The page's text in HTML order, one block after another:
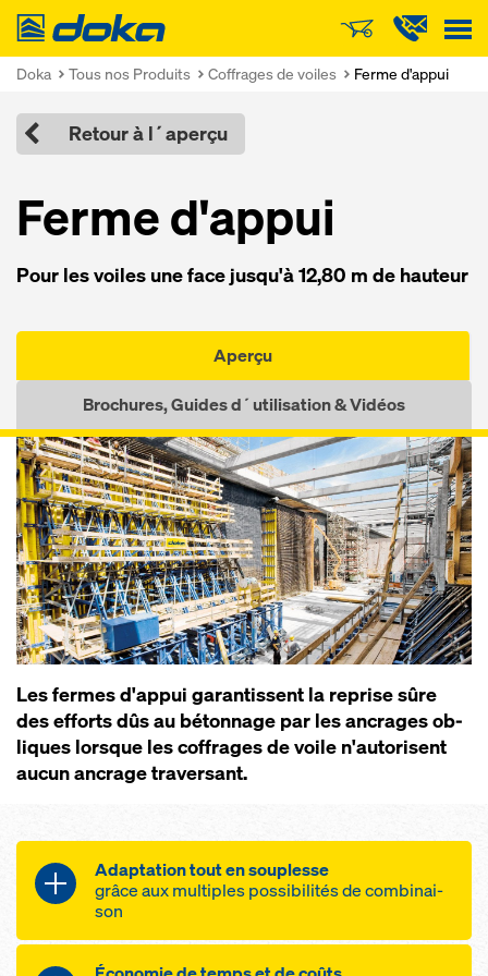
Doka
Doka Tous nos Produits Coffrages de voiles Ferme d'appui
Retour à l´aperçu
Ferme d'ap­pui
Pour les voiles une face jusqu'à 12,80 m de hau­teur
Aperçu
Brochures, Guides d´utilisation & Vidéos
Les fermes d'ap­pui ga­ran­tissent la re­p­rise sûre
des ef­forts dûs au bé­ton­nage par les an­c­rages ob­
liques lorsque les cof­f­rages de voile n'au­to­risent
au­cun an­c­rage tra­ver­sant.
Adap­ta­tion tout en sou­p­lesse
grâce aux mul­tiples pos­si­bi­li­tés de com­bi­nai­
son
ex­p­loi­ta­tion op­ti­male du ma­té­riel